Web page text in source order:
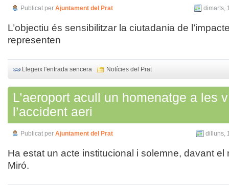
Publicat per Ajuntament del Prat dimarts,
L’objectiu és sensibilitzar la ciutadania de
representen
Llegeix l'entrada sencera Notícies del Prat
L’aeroport acull un homenatge a les
l’accident aeri
Publicat per Ajuntament del Prat dilluns,
Ha estat un acte institucional i solemne, davant el
Miró.